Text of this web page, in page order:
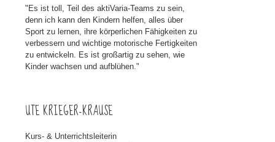
"Es ist toll, Teil des aktiVaria-Teams zu sein,
denn ich kann den Kindern helfen, alles über
Sport zu lernen, ihre körperlichen Fähigkeiten zu
verbessern und wichtige motorische Fertigkeiten
zu entwickeln. Es ist großartig zu sehen, wie
Kinder wachsen und aufblühen."
UTE KRIEGER-KRAUSE
Kurs- & Unterrichtsleiterin